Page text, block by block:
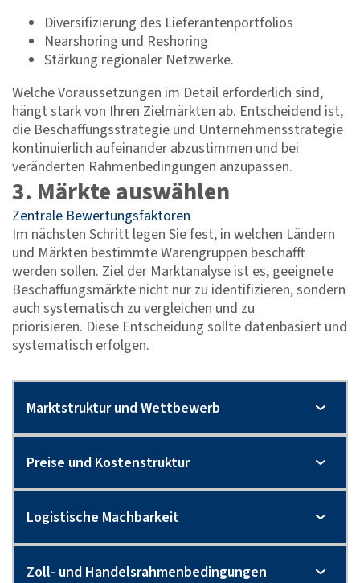
Diversifizierung des Lieferantenportfolios
Nearshoring und Reshoring
Stärkung regionaler Netzwerke.
Welche Voraussetzungen im Detail erforderlich sind,
hängt stark von Ihren Zielmärkten ab. Entscheidend ist,
die Beschaffungsstrategie und Unternehmensstrategie
kontinuierlich aufeinander abzustimmen und bei
veränderten Rahmenbedingungen anzupassen.
3. Märkte auswählen
Zentrale Bewertungsfaktoren
Im nächsten Schritt legen Sie fest, in welchen Ländern
und Märkten bestimmte Warengruppen beschafft
werden sollen. Ziel der Marktanalyse ist es, geeignete
Beschaffungsmärkte nicht nur zu identifizieren, sondern
auch systematisch zu vergleichen und zu
priorisieren. Diese Entscheidung sollte datenbasiert und
systematisch erfolgen.